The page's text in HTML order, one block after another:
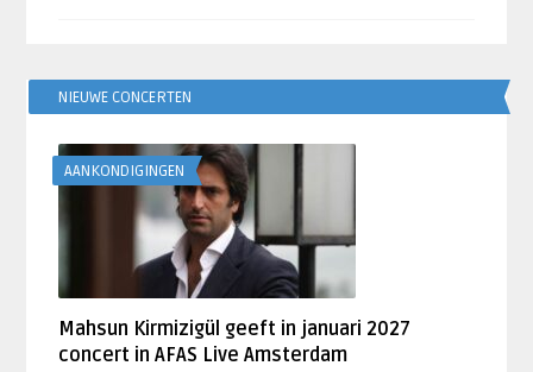
NIEUWE CONCERTEN
AANKONDIGINGEN
Mahsun Kirmizigül geeft in januari 2027
concert in AFAS Live Amsterdam